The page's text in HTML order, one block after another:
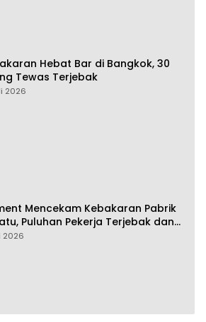
Hebat Bar di Bangkok, 30
Tewas Terjebak
2026
Mencekam Kebakaran Pabrik
Puluhan Pekerja Terjebak dan
Tewas
2026